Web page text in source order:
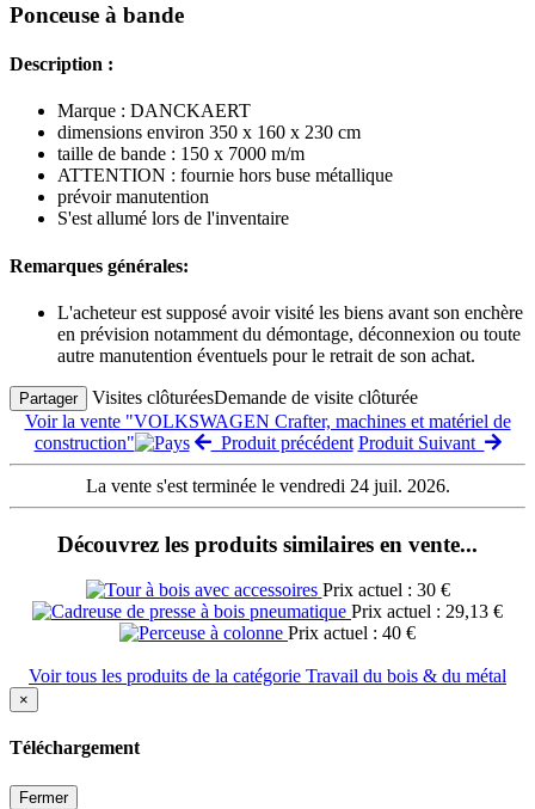
Ponceuse à bande
Description :
Marque : DANCKAERT
dimensions environ 350 x 160 x 230 cm
taille de bande : 150 x 7000 m/m
ATTENTION : fournie hors buse métallique
prévoir manutention
S'est allumé lors de l'inventaire
Remarques générales:
L'acheteur est supposé avoir visité les biens avant son enchère
en prévision notamment du démontage, déconnexion ou toute
autre manutention éventuels pour le retrait de son achat.
Partager Visites clôturéesDemande de visite clôturée
Voir la vente "VOLKSWAGEN Crafter, machines et matériel de
construction"
Produit précédent Produit Suivant
La vente s'est terminée le vendredi 24 juil. 2026.
Découvrez les produits similaires en vente...
Prix actuel : 30 €
Prix actuel : 29,13 €
Prix actuel : 40 €
Voir tous les produits de la catégorie Travail du bois & du métal
×
Téléchargement
Fermer